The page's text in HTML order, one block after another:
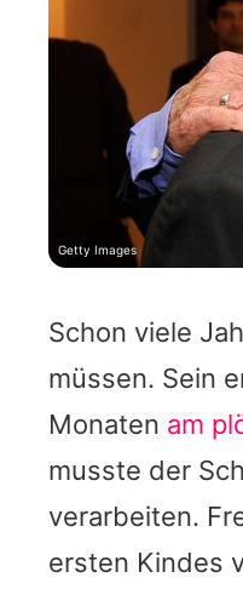
Schon viele
müssen. Sein
Monaten am
musste der
verarbeiten.
ersten Kindes
Getty Images